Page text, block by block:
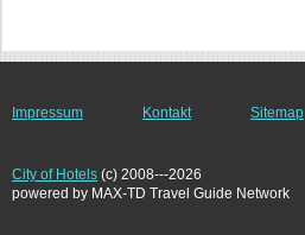
Impressum Kontakt Sitemap
City of Hotels (c) 2008---2026
powered by MAX-TD Travel Guide Network